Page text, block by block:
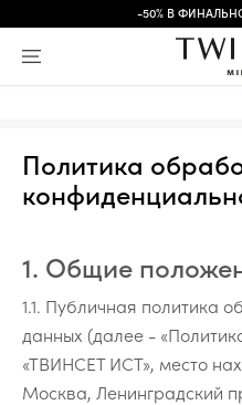
-50% В
Политика
1. Общие
1.1. Публичная политика
данных (далее -
«ТВИНСЕТ ИСТ», место
Москва, Ленинградский